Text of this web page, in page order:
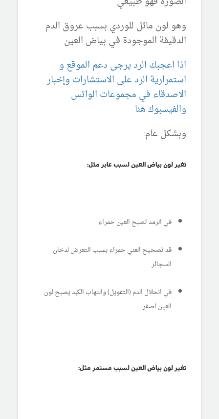
وهو لون مائل للوردي بسبب عروق الدم
الدقيقة الموجودة في بياض العين
اذا اعجبك الرد يرجى دعم الموقع و
استمرارية الرد على الاستشارات وإخبار
الاصدقاء في مجموعات الواتس
والفيسبوك هنا
وبشكل عام:
تغير لون بياض العين لسبب عابر مثل:
في الرمد تصبح العين حمراء
قد تصحيح العني حمراء بسبب التعرض لدخان
السجائر
في انحلال الدم (التفويل) والتهاب الكبد يصبح لون
العين اصفر
تغير لون بياض العين لسبب مستمر مثل: